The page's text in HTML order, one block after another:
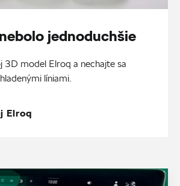
jednoduchšie
3D model Elroq a nechajte sa
líniami.
Elroq